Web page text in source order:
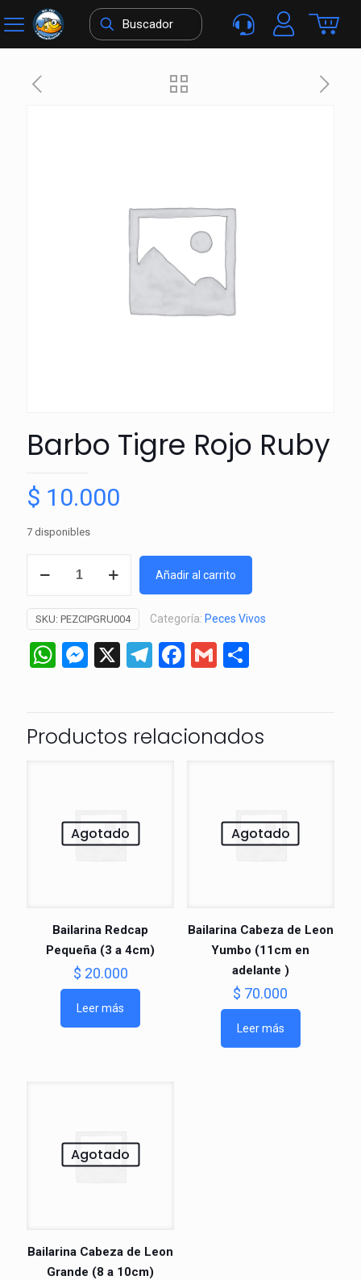
Barbo Tigre Rojo Ruby
$ 10.000
7 disponibles
Ruby
cantidad
Añadir al carrito
SKU: PEZCIPGRU004 Categoría: Peces Vivos
WhatsApp
Messenger
X Telegram
Facebook
Gmail
Productos relacionados
Agotado
Bailarina Redcap
Pequeña (3 a 4cm)
$ 20.000
Leer más
Agotado
Bailarina Cabeza de Leon
Yumbo (11cm en
adelante )
$ 70.000
Leer más
Agotado
Bailarina Cabeza de Leon
Grande (8 a 10cm)